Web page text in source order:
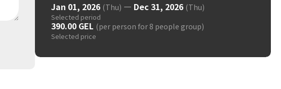
Jan 01, 2026 (Thu) — Dec 31, 2026 (Thu)
Selected period
390.00 GEL (per person for 8 people group)
Selected price